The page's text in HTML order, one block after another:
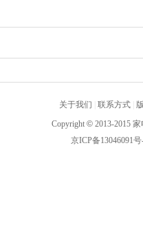
关于我们 联系方式
Copyright © 2013-2015
京ICP备13046091号